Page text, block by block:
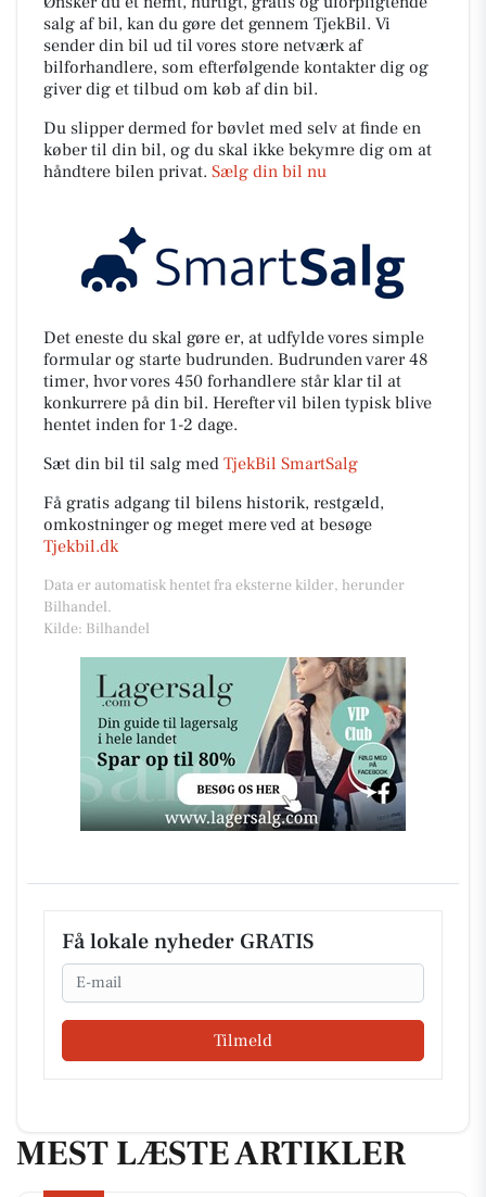
salg af bil, kan du gøre det gennem TjekBil. Vi
sender din bil ud til vores store netværk af
bilforhandlere, som efterfølgende kontakter dig og
giver dig et tilbud om køb af din bil.
Du slipper dermed for bøvlet med selv at finde en
køber til din bil, og du skal ikke bekymre dig om at
håndtere bilen privat. Sælg din bil nu
Det eneste du skal gøre er, at udfylde vores simple
formular og starte budrunden. Budrunden varer 48
timer, hvor vores 450 forhandlere står klar til at
konkurrere på din bil. Herefter vil bilen typisk blive
hentet inden for 1-2 dage.
Sæt din bil til salg med TjekBil SmartSalg
Få gratis adgang til bilens historik, restgæld,
omkostninger og meget mere ved at besøge
Tjekbil.dk
Data er automatisk hentet fra eksterne kilder, herunder
Bilhandel.
Kilde: Bilhandel
Få lokale nyheder GRATIS
Email
Tilmeld
MEST LÆSTE ARTIKLER